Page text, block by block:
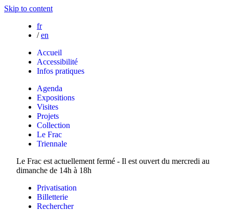
Skip to content
fr
/ en
Accueil
Accessibilité
Infos pratiques
Agenda
Expositions
Visites
Projets
Collection
Le Frac
Triennale
Le Frac est actuellement fermé - Il est ouvert du mercredi au
dimanche de 14h à 18h
Privatisation
Billetterie
Rechercher